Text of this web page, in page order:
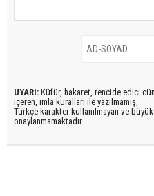
UYARI: Küfür, hakaret, rencide edici
içeren, imla kuralları ile yazılmamış,
Türkçe karakter kullanılmayan ve
onaylanmamaktadır.